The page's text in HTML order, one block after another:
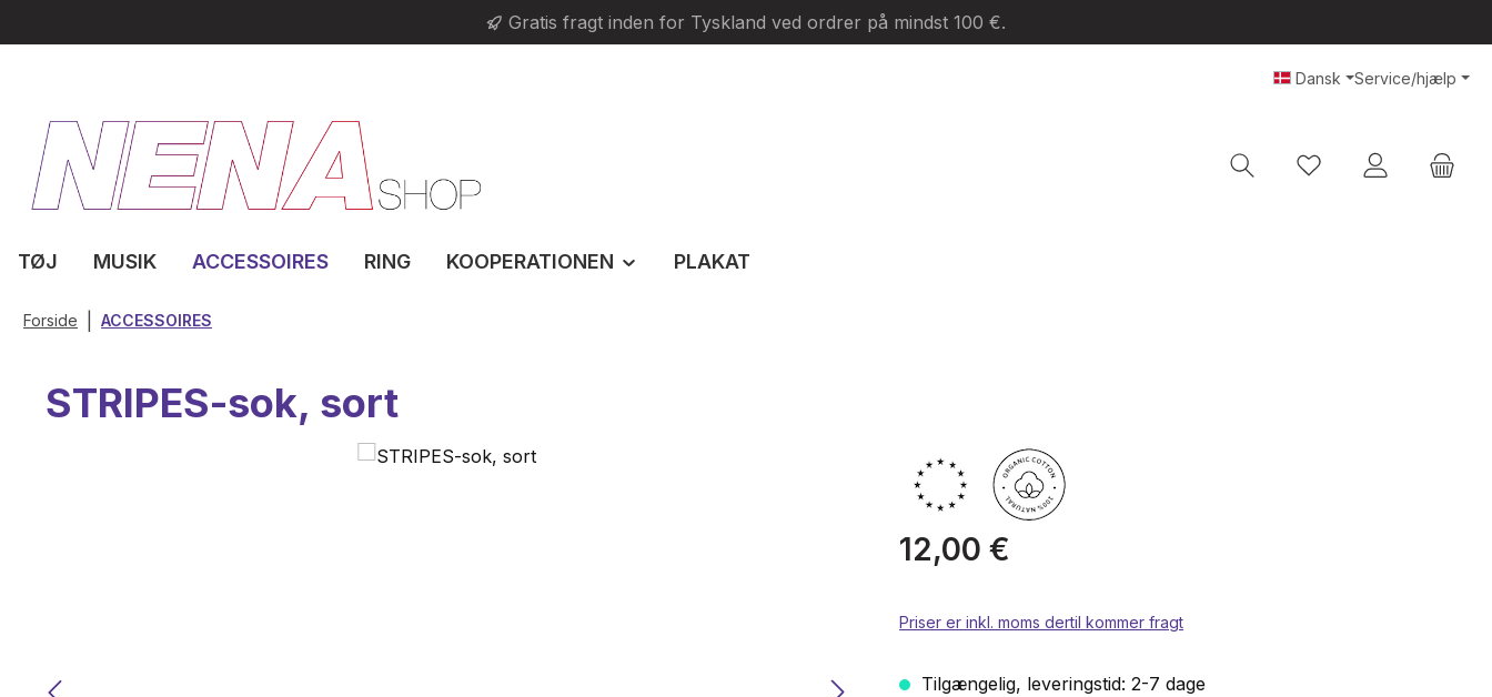
Gratis fragt inden for Tyskland ved ordrer på mindst 100 €.
Dansk Service/hjælp
Du har 0 ønskeliste
TØJ MUSIK ACCESSOIRES RING KOOPERATIONEN PLAKAT
Forside ACCESSOIRES
STRIPES-sok, sort
Almindelig pris:
12,00 €
Priser er inkl. moms dertil kommer fragt
Tilgængelig, leveringstid: 2-7 dage